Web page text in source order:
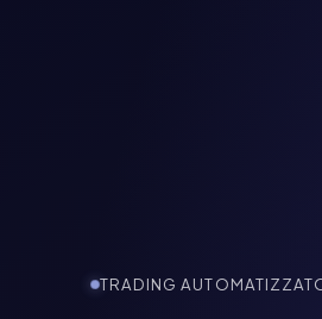
TRADING